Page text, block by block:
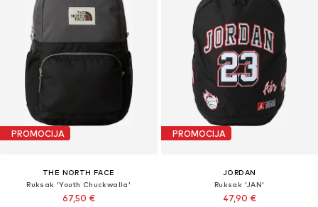
PROMOCIJA
THE NORTH FACE
Ruksak 'Youth Chuckwalla'
67,50 €
PROMOCIJA
JORDAN
Ruksak 'JAN'
47,90 €